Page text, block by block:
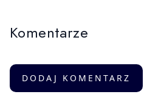
Komentarze
DODAJ KOMENTARZ